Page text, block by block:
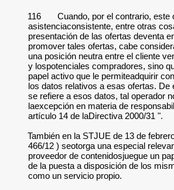
116
Cuando, por el contrario, este
asistenciaconsistente, entre otras
presentación de las ofertas deventa
promover tales ofertas, cabe
una posición neutra entre el cliente
y lospotenciales compradores, sino
papel activo que le permiteadquirir
los datos relativos a esas ofertas. De
se refiere a esos datos, tal operador
laexcepción en materia de
artículo 14 de laDirectiva 2000/31 ".
También en la STJUE de 13 de
466/12 ) seotorga una especial
proveedor de contenidosjuegue un
de la puesta a disposición de los
como un servicio propio.